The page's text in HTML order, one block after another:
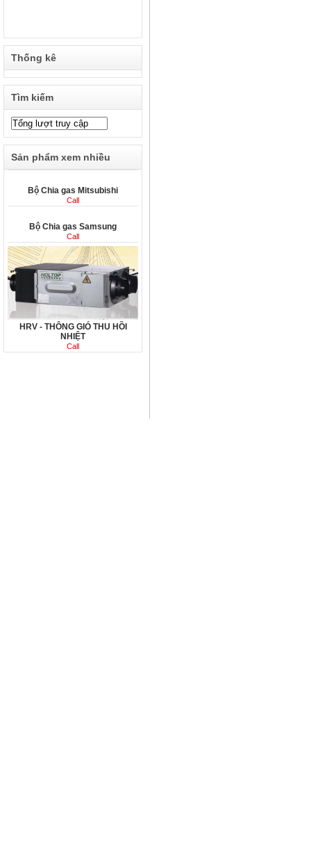
Thống kê
Tìm kiếm
Sản phẩm xem nhiều
Bộ Chia gas Mitsubishi
Call
Bộ Chia gas Samsung
Call
HRV - THÔNG GIÓ THU HỒI
NHIỆT
Call